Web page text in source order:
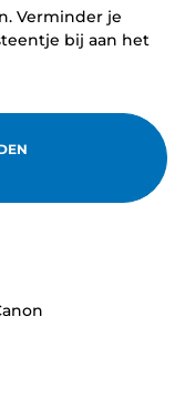
Verminder je
bij aan het